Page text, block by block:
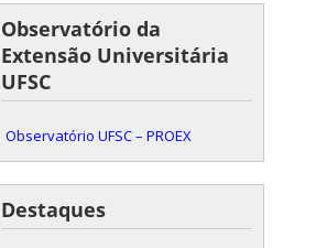
Observatório da
Extensão Universitária
UFSC
Observatório UFSC – PROEX
Destaques